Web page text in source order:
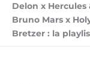
Delon x Hercules
Bruno Mars x
Bretzer : la